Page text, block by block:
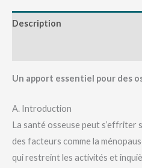
Description
Un apport essentiel pour des
A. Introduction
La santé osseuse peut s’effriter
des facteurs comme la
qui restreint les activités et